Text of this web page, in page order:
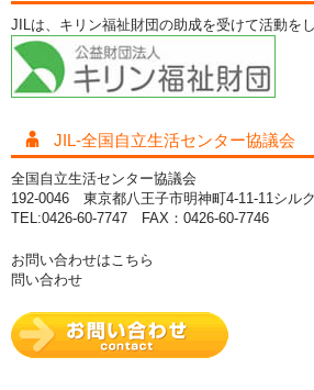
JILは、キリン福祉財団の助成を受けて活動をし
JIL-全国自立生活センター協議会
全国自立生活センター協議会
192-0046 東京都八王子市明神町4-11-11シル
TEL:0426-60-7747 FAX：0426-60-7746
お問い合わせはこちら
問い合わせ